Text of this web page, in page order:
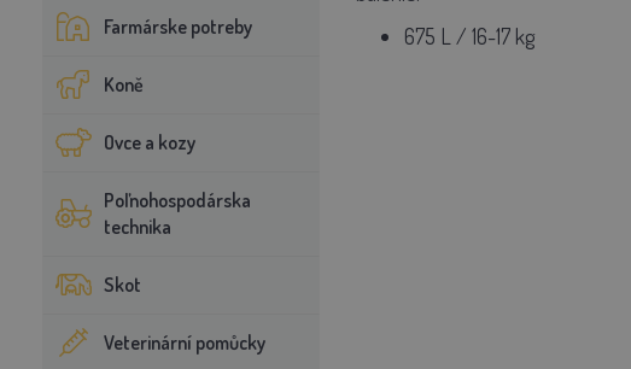
Farmárske potreby
Koně
Ovce a kozy
Poľnohospodárska
technika
Skot
Veterinární pomůcky
675 L / 16-17 kg